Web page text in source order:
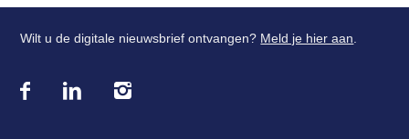
Wilt u de digitale nieuwsbrief ontvangen? Meld je hier aan
Bezoek
onze